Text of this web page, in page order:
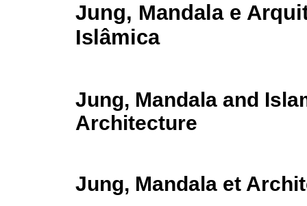
Jung, Mandala e
Islâmica
Jung, Mandala and
Architecture
Jung, Mandala et